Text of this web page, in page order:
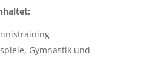
Gymnastik und